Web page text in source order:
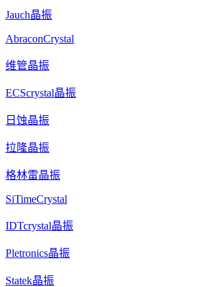
Jauch晶振
AbraconCrystal
维管晶振
ECScrystal晶振
日蚀晶振
拉隆晶振
格林雷晶振
SiTimeCrystal
IDTcrystal晶振
Pletronics晶振
Statek晶振